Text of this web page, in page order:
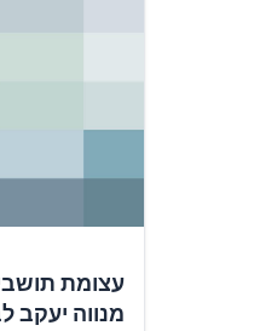
עצומת
מנווה יעקב